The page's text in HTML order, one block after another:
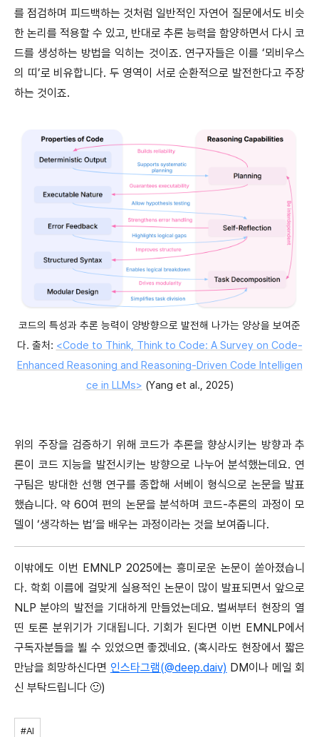
를 점검하며 피드백하는 것처럼 일반적인 자연어 질문에서도 비슷
한 논리를 적용할 수 있고, 반대로 추론 능력을 함양하면서 다시 코
드를 생성하는 방법을 익히는 것이죠. 연구자들은 이를 ‘뫼비우스
의 띠’로 비유합니다. 두 영역이 서로 순환적으로 발전한다고 주장
하는 것이죠.
코드의 특성과 추론 능력이 양방향으로 발전해 나가는 양상을 보여준
다. 출처: <Code to Think, Think to Code: A Survey on Code-
Enhanced Reasoning and Reasoning-Driven Code Intelligen
ce in LLMs> (Yang et al., 2025)
위의 주장을 검증하기 위해 코드가 추론을 향상시키는 방향과 추
론이 코드 지능을 발전시키는 방향으로 나누어 분석했는데요. 연
구팀은 방대한 선행 연구를 종합해 서베이 형식으로 논문을 발표
했습니다. 약 60여 편의 논문을 분석하며 코드-추론의 과정이 모
델이 ‘생각하는 법’을 배우는 과정이라는 것을 보여줍니다.
이밖에도 이번 EMNLP 2025에는 흥미로운 논문이 쏟아졌습니
다. 학회 이름에 걸맞게 실용적인 논문이 많이 발표되면서 앞으로
NLP 분야의 발전을 기대하게 만들었는데요. 벌써부터 현장의 열
띤 토론 분위기가 기대됩니다. 기회가 된다면 이번 EMNLP에서
구독자분들을 뵐 수 있었으면 좋겠네요. (혹시라도 현장에서 짧은
만남을 희망하신다면 인스타그램(@deep.daiv) DM이나 메일 회
신 부탁드립니다 🙂)
#AI